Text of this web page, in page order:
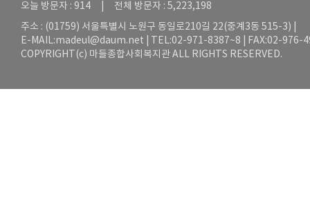
오늘 방문자 : 914 | 전체 방문자 : 5,223,198
주소 : (01759) 서울특별시 노원구 동일로210길 22(중계3동 515-3) |
E-MAIL:madeul@daum.net | TEL:02-971-8387~8 | FAX:02-976-
COPYRIGHT(c) 마들종합사회복지관 ALL RIGHTS RESERVED.